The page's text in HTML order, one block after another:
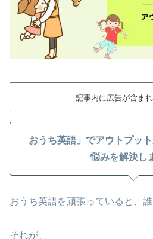
記事内に広告が含まれ
おうち英語」でアウトプッ
悩みを解決し
おうち英語を頑張っていると、
それが、